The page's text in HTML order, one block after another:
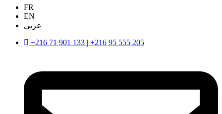
FR
EN
عربي
+216 71 901 133 | +216 95 555 205